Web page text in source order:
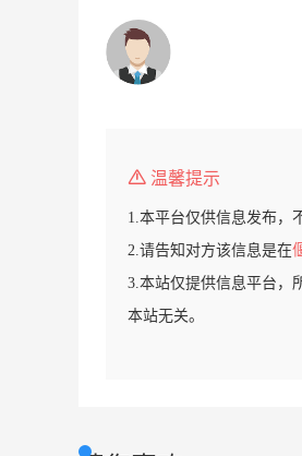
温馨提示
1.本平台仅供信息发布，
2.请告知对方该信息是在
3.本站仅提供信息平台，
本站无关。